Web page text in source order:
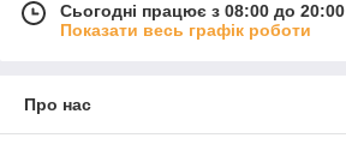
Сьогодні працює з 08:00 до 20:00
Показати весь графік роботи
Про нас